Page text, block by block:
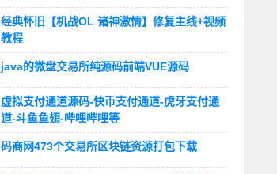
经典怀旧【机战OL 诸神激情】修复主线+视频
教程
java的微盘交易所纯源码前端VUE源码
虚拟支付通道源码-快币支付通道-虎牙支付通
道-斗鱼鱼翅-哔哩哔哩等
码商网473个交易所区块链资源打包下载